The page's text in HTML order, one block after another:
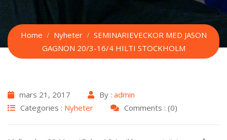
Home Nyheter
SEMINARIEVECKOR MED JASON
GAGNON 20/3-16/4 HILTI STOCKHOLM
mars 21, 2017 By : admin
Categories : Nyheter Comments : (0)